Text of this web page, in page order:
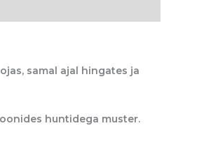
samal ajal hingates ja
huntidega muster.